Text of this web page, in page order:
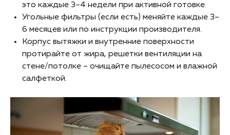
это каждые 3–4 недели при активной готовке.
Угольные фильтры (если есть) меняйте каждые 3–
6 месяцев или по инструкции производителя.
Корпус вытяжки и внутренние поверхности
протирайте от жира, решетки вентиляции на
стене/потолке – очищайте пылесосом и влажной
салфеткой.